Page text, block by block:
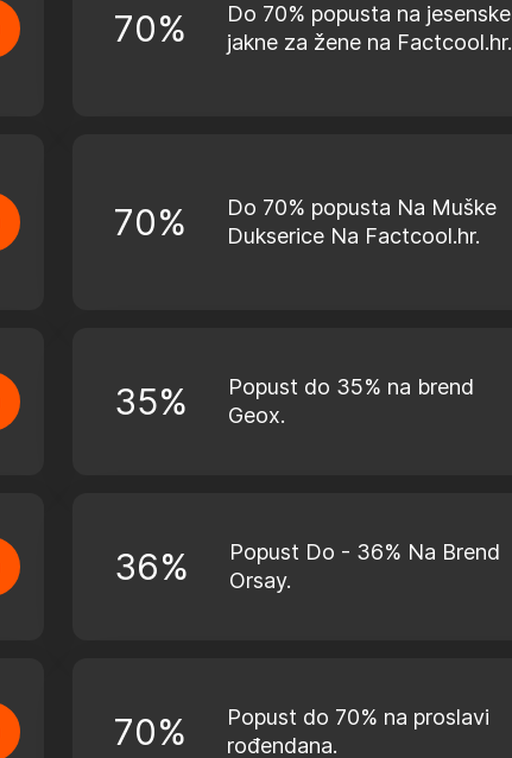
70%
Do 70% popusta na jesenske
jakne za žene na Factcool.hr.
70%
Do 70% popusta Na Muške
Dukserice Na Factcool.hr.
35%
Popust do 35% na brend
Geox.
36%
Popust Do - 36% Na Brend
Orsay.
70%
Popust do 70% na proslavi
rođendana.